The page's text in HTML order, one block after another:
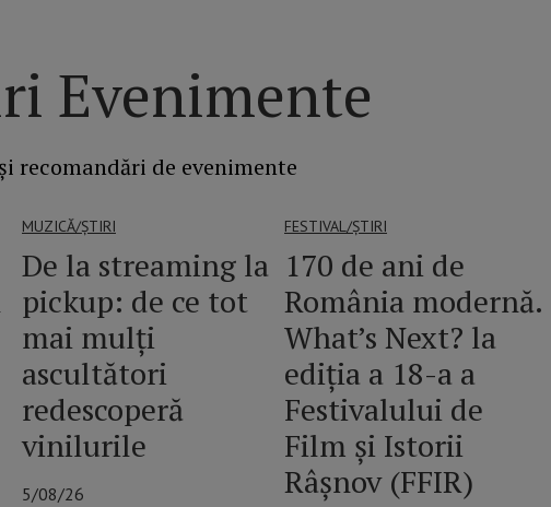
Evenimente
recomandări de evenimente
MUZICĂ/ȘTIRI
De la streaming la
pickup: de ce tot
mai mulți
ascultători
redescoperă
vinilurile
5/08/26
FESTIVAL/ȘTIRI
170 de ani de
România modernă.
What’s Next? la
ediția a 18-a a
Festivalului de
Film și Istorii
Râșnov (FFIR)